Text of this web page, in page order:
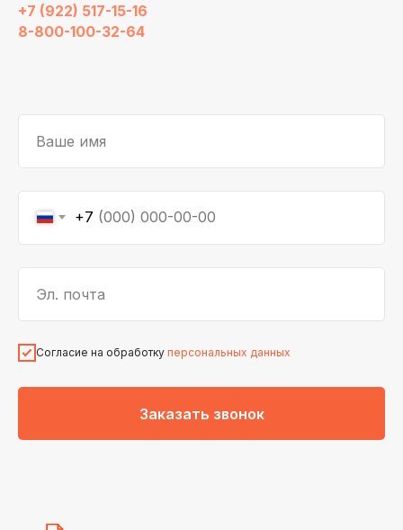
+7 (922) 517-15-16
8-800-100-32-64
Ваше имя
+7
Эл. почта
Согласие на обработку персональных данных
Заказать звонок